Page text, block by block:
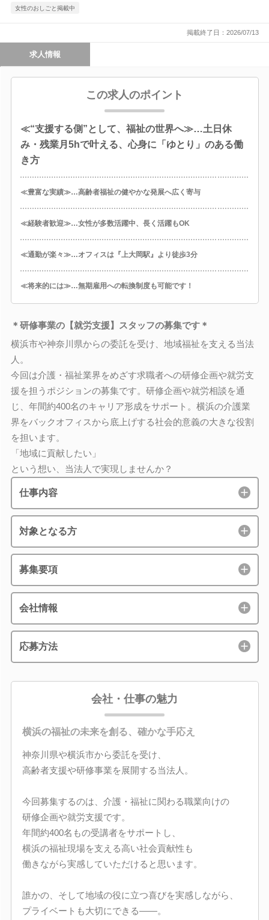
女性のおしごと掲載中
掲載終了日：2026/07/13
求人情報
この求人のポイント
≪“支援する側”として、福祉の世界へ≫…土日休
み・残業月5hで叶える、心身に「ゆとり」のある働
き方
≪豊富な実績≫…高齢者福祉の健やかな発展へ広く寄与
≪経験者歓迎≫…女性が多数活躍中、長く活躍もOK
≪通勤が楽々≫…オフィスは『上大岡駅』より徒歩3分
≪将来的には≫…無期雇用への転換制度も可能です！
＊研修事業の【就労支援】スタッフの募集です＊
横浜市や神奈川県からの委託を受け、地域福祉を支える当法
人。
今回は介護・福祉業界をめざす求職者への研修企画や就労支
援を担うポジションの募集です。研修企画や就労相談を通
じ、年間約400名のキャリア形成をサポート。横浜の介護業
界をバックオフィスから底上げする社会的意義の大きな役割
を担います。
「地域に貢献したい」
という想い、当法人で実現しませんか？
仕事内容
対象となる方
募集要項
会社情報
応募方法
会社・仕事の魅力
横浜の福祉の未来を創る、確かな手応え
神奈川県や横浜市から委託を受け、
高齢者支援や研修事業を展開する当法人。
今回募集するのは、介護・福祉に関わる職業向けの
研修企画や就労支援です。
年間約400名もの受講者をサポートし、
横浜の福祉現場を支える高い社会貢献性も
働きながら実感していただけると思います。
誰かの、そして地域の役に立つ喜びを実感しながら、
プライベートも大切にできる――。